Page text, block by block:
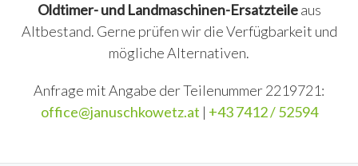
Oldtimer- und Landmaschinen-Ersatzteileaus
Altbestand. Gerne prüfen wir die Verfügbarkeit und
mögliche Alternativen.
Anfrage mit Angabe der Teilenummer 2219721:
office@januschkowetz.at | +43 7412 / 52594